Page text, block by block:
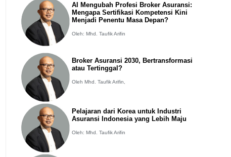
AI Mengubah Profesi Broker Asuransi:
Mengapa Sertifikasi Kompetensi Kini
Menjadi Penentu Masa Depan?
Oleh: Mhd. Taufik Arifin
Broker Asuransi 2030, Bertransformasi
atau Tertinggal?
Oleh Mhd. Taufik Arifin,
Pelajaran dari Korea untuk Industri
Asuransi Indonesia yang Lebih Maju
Oleh: Mhd. Taufik Arifin